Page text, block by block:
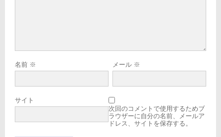
名前 ※ メール ※
サイト
次回のコメントで使用するためブ
ラウザーに自分の名前、メールア
ドレス、サイトを保存する。